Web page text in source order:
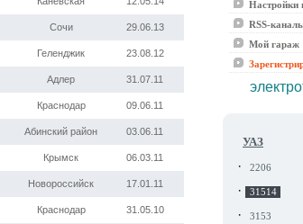
Сочи 29.06.13
Геленджик 23.08.12
Адлер 31.07.11
Краснодар 09.06.11
Абинский район 03.06.11
Крымск 06.03.11
Новороссийск 17.01.11
Краснодар 31.05.10
Настройки
RSS-
Мой гараж
УАЗ
· 2206
· 31514
· 3153